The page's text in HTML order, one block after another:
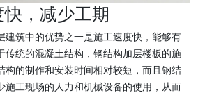
，减少工期
建筑中的优势之一是施工速度快，能够有
传统的混凝土结构，钢结构加层楼板的施
构的制作和安装时间相对较短，而且钢结
施工现场的人力和机械设备的使用，从而